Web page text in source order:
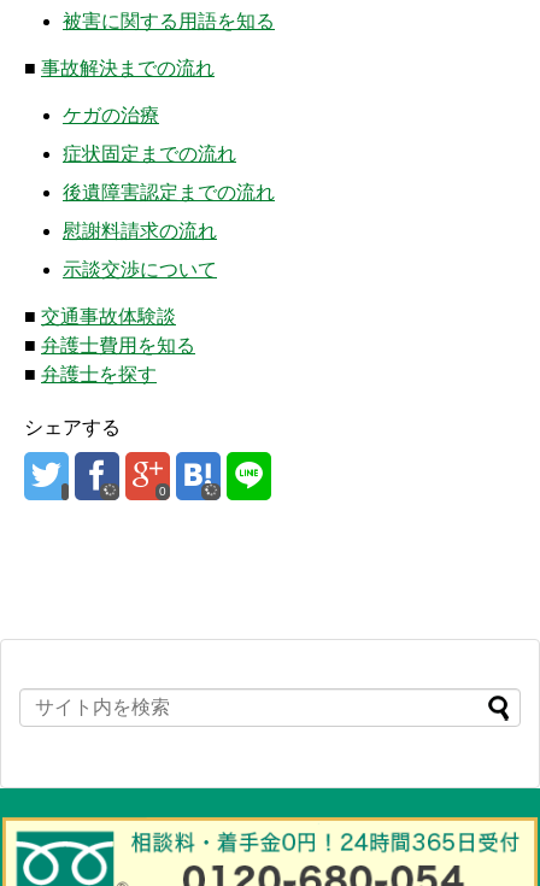
被害に関する用語を知る
■ 事故解決までの流れ
ケガの治療
症状固定までの流れ
後遺障害認定までの流れ
慰謝料請求の流れ
示談交渉について
■ 交通事故体験談
■ 弁護士費用を知る
■ 弁護士を探す
シェアする
0
Copyright©交通事故 弁護士相談アシスト（初めて事故の被害者になられた
方へ 慰謝料・示談交渉から弁護士相談まで分かりやすく解説） All Rights
Reserved.